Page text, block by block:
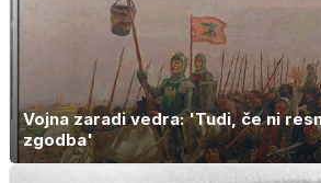
Vojna zaradi vedra: 'Tudi, če ni
zgodba'